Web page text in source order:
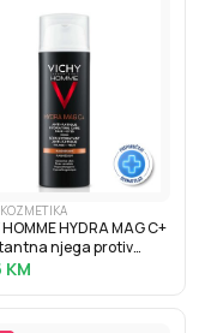
HOMME HYDRA MAG C+
njega protiv
umora za lice i
KM